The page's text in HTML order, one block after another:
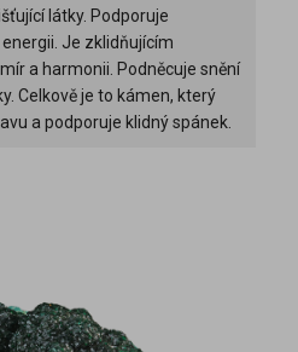
látky. Podporuje
Je zklidňujícím
a harmonii. Podněcuje snění
Celkově je to kámen, který
a podporuje klidný spánek.